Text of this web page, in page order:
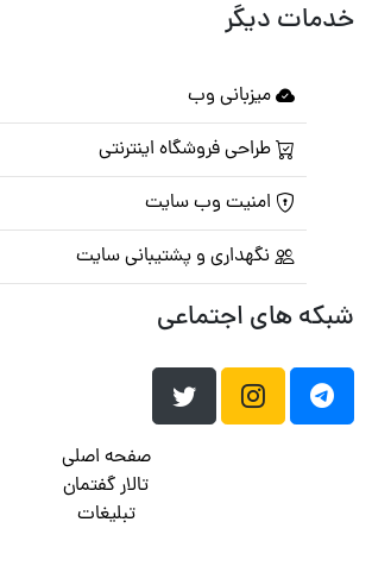
خدمات دیگر
میزبانی وب
طراحی فروشگاه اینترنتی
امنیت وب سایت
نگهداری و پشتیبانی سایت
شبکه های اجتماعی
صفحه اصلی
تالار گفتمان
تبلیغات